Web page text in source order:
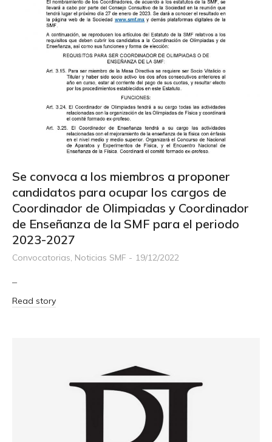
Se convoca a los miembros a proponer
candidatos para ocupar los cargos de
Coordinador de Olimpiadas y Coordinador
de Enseñanza de la SMF para el periodo
2023-2027
Convocatorias, Noticias SMF 19/12/2022
–
Read story